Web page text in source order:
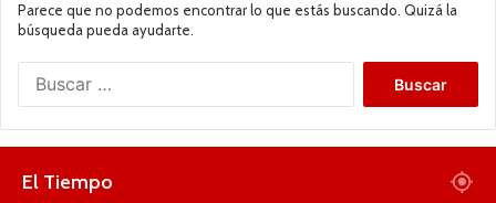
Parece que no podemos encontrar lo que estás buscando. Quizá la
búsqueda pueda ayudarte.
El Tiempo